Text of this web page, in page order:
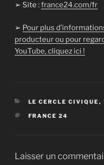
➢ Site :france24.com/fr
➢ Pour plus
producteur ou pour
YouTube, cliquez ici !
CATÉGORIES
LE CERCLE CIVIQUE ,
ÉTIQUETTES
FRANCE 24
Laisser un